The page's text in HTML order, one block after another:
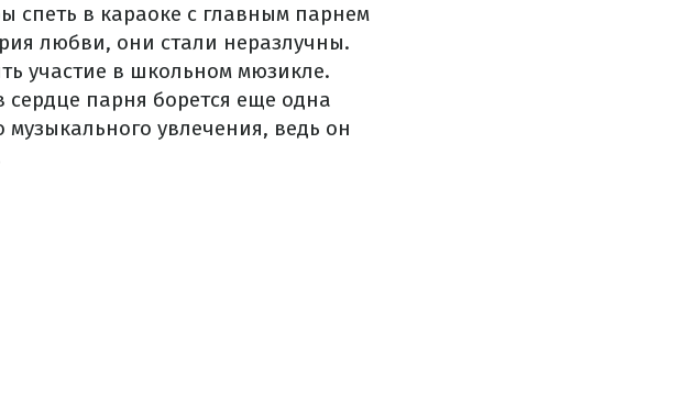
спеть в караоке с главным парнем
любви, они стали неразлучны.
участие в школьном мюзикле.
сердце парня борется еще одна
увлечения, ведь он